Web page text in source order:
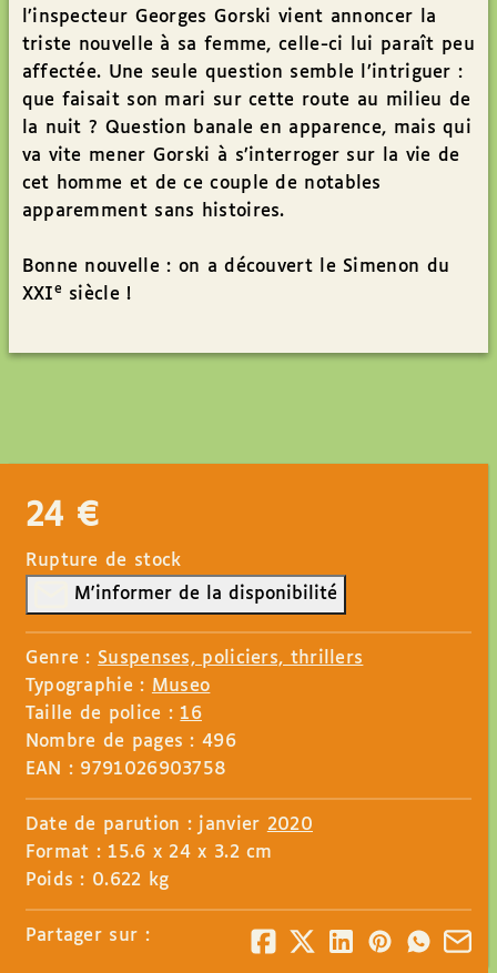
l’inspecteur Georges Gorski vient annoncer la
triste nouvelle à sa femme, celle-ci lui paraît peu
affectée. Une seule question semble l’intriguer :
que faisait son mari sur cette route au milieu de
la nuit ? Question banale en apparence, mais qui
va vite mener Gorski à s’interroger sur la vie de
cet homme et de ce couple de notables
apparemment sans histoires.
Bonne nouvelle : on a découvert le Simenon du
XXIe siècle !
24 €
Rupture de stock
M'informer de la disponibilité
Genre : Suspenses, policiers, thrillers
Typographie : Museo
Taille de police : 16
Nombre de pages : 496
EAN : 9791026903758
Date de parution : janvier 2020
Format : 15.6 x 24 x 3.2 cm
Poids : 0.622 kg
Partager sur :